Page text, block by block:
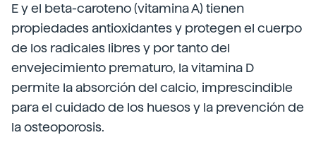
E y el beta-caroteno (vitamina A) tienen
propiedades antioxidantes y protegen el cuerpo
de los radicales libres y por tanto del
envejecimiento prematuro, la vitamina D
permite la absorción del calcio, imprescindible
para el cuidado de los huesos y la prevención de
la osteoporosis.